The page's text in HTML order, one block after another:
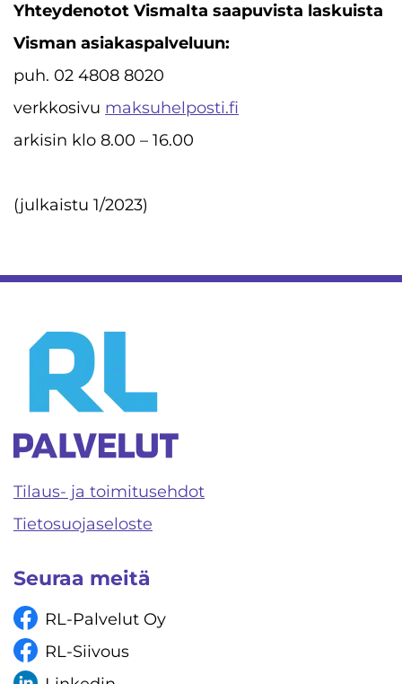
Yhteydenotot Vismalta saapuvista laskuista
Visman asiakaspalveluun:
puh. 02 4808 8020
verkkosivu maksuhelposti.fi
arkisin klo 8.00 – 16.00
(julkaistu 1/2023)
Tilaus- ja toimitusehdot
Tietosuojaseloste
Seuraa meitä
RL-Palvelut Oy
RL-Siivous